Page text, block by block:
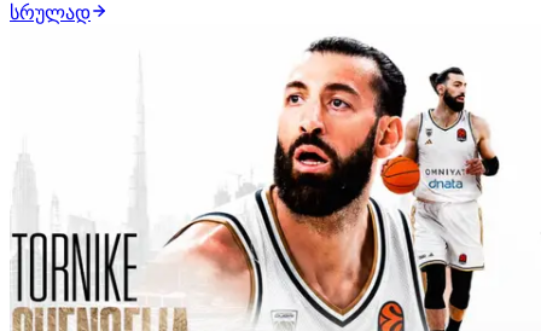
მებრძოლის მოწინააღმდეგე იქნება ჟოანდერსონ ბრიტო,
რომლის ანგარიშზე 19 მოგება, 5 წაგება და ფრე არის.
იგივე ქარდზე თანამთავარ ჩხუბში არმან ცარუკიანი
სრულად